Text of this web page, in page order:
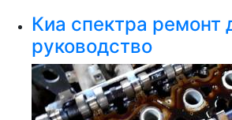
Киа спектра ремонт
руководство